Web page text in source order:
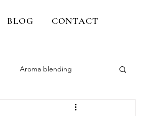
BLOG CONTACT
Aroma blending